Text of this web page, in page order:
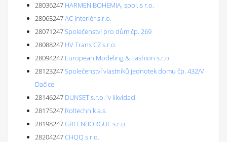
28036247 HARMEN BOHEMIA, spol. s r.o.
28065247AC Interiér s.r.o.
28071247Společenství pro dům čp. 269
28088247 HV Trans CZ s.r.o.
28094247 European Modeling & Fashion s.r.o.
28123247Společenství vlastníků jednotek domu čp. 432/V
Dačice
28146247 DUNSET s.r.o. 'v likvidaci'
28175247 Roltechnik a.s.
28198247GREENBORGUE s.r.o.
28204247CHQQ s.r.o.